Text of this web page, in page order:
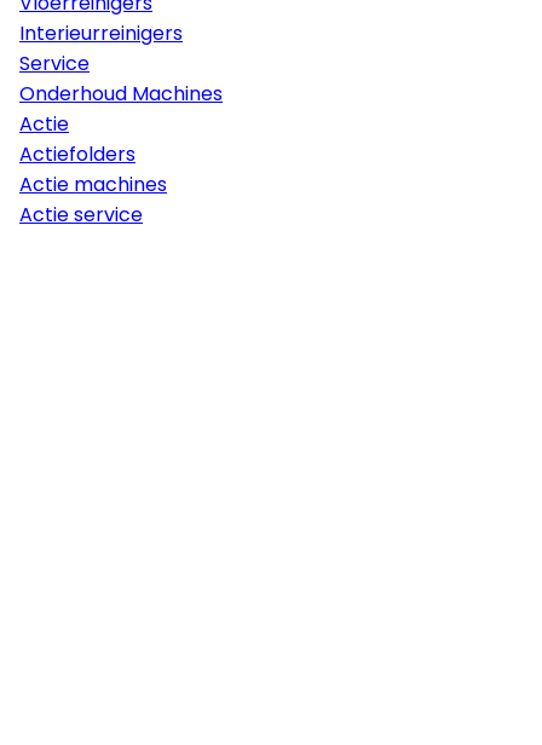
Interieurreinigers
Service
Onderhoud Machines
Actie
Actiefolders
Actie machines
Actie service